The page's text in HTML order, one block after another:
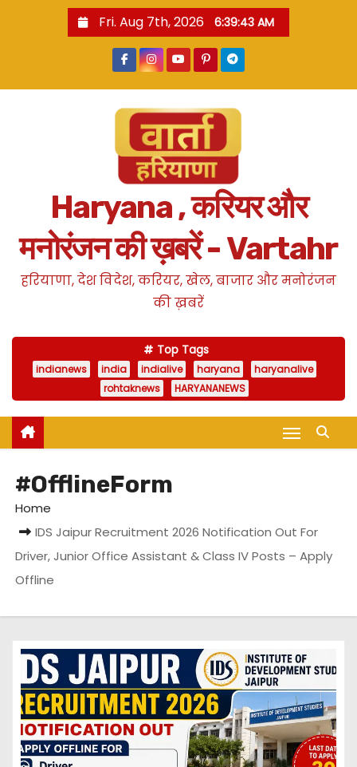
Fri. Aug 7th, 2026 6:39:44 AM
Haryana , करियर और
मनोरंजन की ख़बरें - Vartahr
हरियाणा, देश विदेश, करियर, खेल, बाजार और मनोरंजन
की ख़बरें
Top Tags
indianews india indialive haryana
haryanalive
rohtaknews
HARYANANEWS
#OfflineForm
Home
IDS Jaipur Recruitment 2026 Notification Out For
Driver, Junior Office Assistant & Class IV Posts – Apply
Offline